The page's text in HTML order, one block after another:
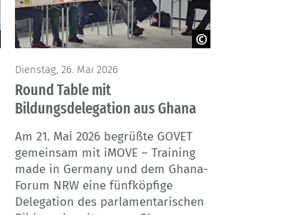
Dienstag, 26. Mai 2026
Round Table mit
Bildungsdelegation aus Ghana
Am 21. Mai 2026 begrüßte GOVET
gemeinsam mit iMOVE – Training
made in Germany und dem Ghana-
Forum NRW eine fünfköpfige
Delegation des parlamentarischen